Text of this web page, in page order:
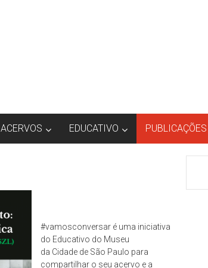
ACERVOS EDUCATIVO PUBLICAÇÕES
#vamosconversar é uma iniciativa
do Educativo do Museu
da Cidade de São Paulo para
compartilhar o seu acervo e a